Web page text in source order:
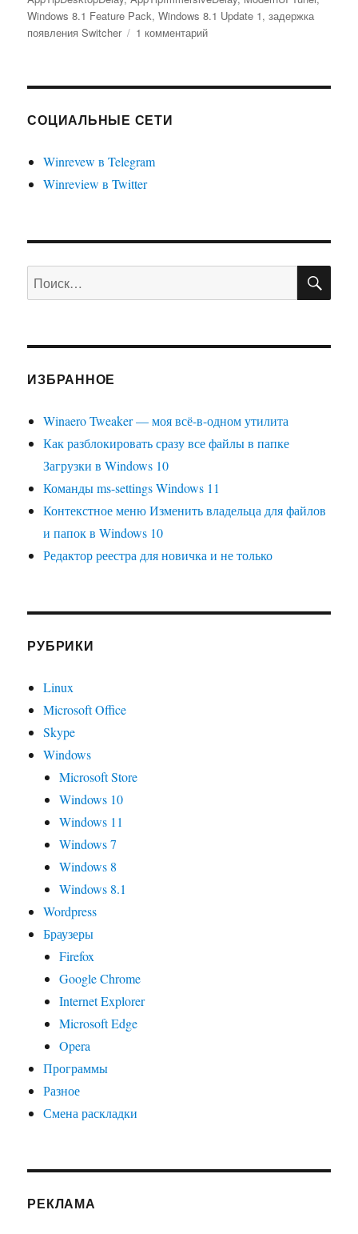
Windows 8.1 Feature Pack,Windows 8.1 Update 1,задержка
появления Switcher
1 комментарийк
изменить
8.1
1
СОЦИАЛЬНЫЕ СЕТИ
Winrevew в Telegram
Winreview в Twitter
Искать:
ИЗБРАННОЕ
Winaero Tweaker — моя всё-в-одном утилита
Как разблокировать сразу все файлы в папке
Загрузки в Windows 10
Команды ms-settings Windows 11
Контекстное меню Изменить владельца для файлов
и папок в Windows 10
Редактор реестра для новичка и не только
РУБРИКИ
Linux
Microsoft Office
Skype
Windows
Microsoft Store
Windows 10
Windows 11
Windows 7
Windows 8
Windows 8.1
Wordpress
Браузеры
Firefox
Google Chrome
Internet Explorer
Microsoft Edge
Opera
Программы
Разное
Смена раскладки
РЕКЛАМА